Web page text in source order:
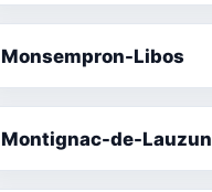
Monsempron-Libos
Montignac-de-Lauzun